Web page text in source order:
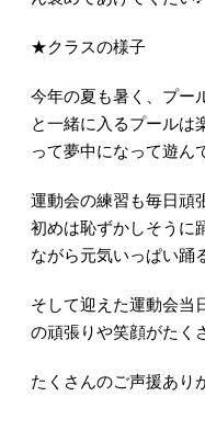
★クラスの様子
今年の夏も暑く、プー
と一緒に入るプールは
って夢中になって遊ん
運動会の練習も毎日頑
初めは恥ずかしそうに
ながら元気いっぱい踊
そして迎えた運動会当
の頑張りや笑顔がたく
たくさんのご声援あり